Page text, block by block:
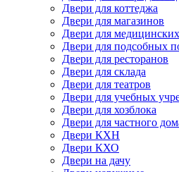
Двери для коттеджа
Двери для магазинов
Двери для
Двери для подсобных
Двери для ресторанов
Двери для склада
Двери для театров
Двери для учебных
Двери для хозблока
Двери для частного
Двери КХН
Двери КХО
Двери на дачу